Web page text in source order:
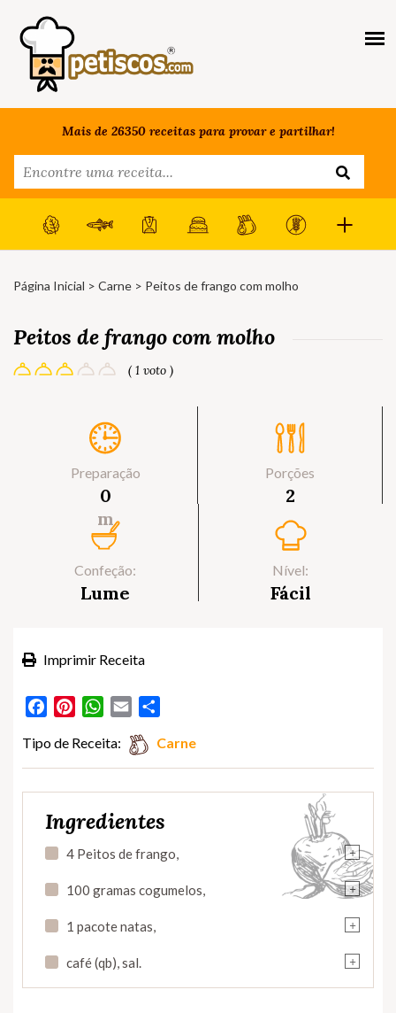
Mais de 26350 receitas para provar e partilhar!
Página Inicial > Carne > Peitos de frango com molho
Peitos de frango com molho
( 1 voto )
Preparação
0
m
Porções
2
Confeção:
Lume
Nível:
Fácil
Imprimir Receita
FacebookPinterestWhatsApp
Email
Tipo de Receita: Carne
Ingredientes
+
4 Peitos de frango,
+
100 gramas cogumelos,
+
1 pacote natas,
+
café (qb), sal.